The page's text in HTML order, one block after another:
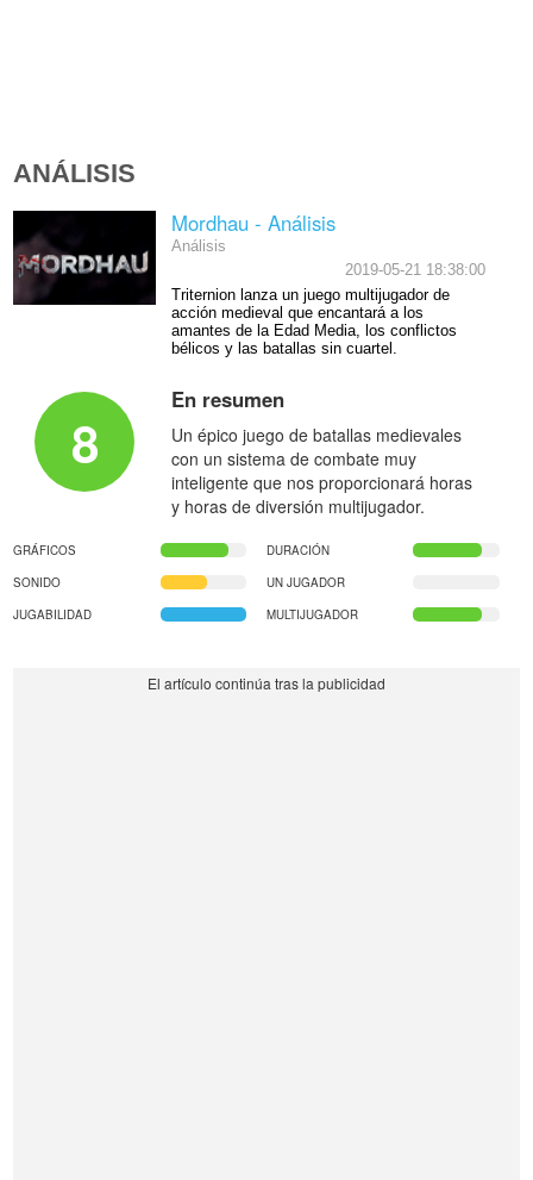
ANÁLISIS
Mordhau - Análisis
Análisis
2019-05-21 18:38:00
Triternion lanza un juego multijugador de
acción medieval que encantará a los
amantes de la Edad Media, los conflictos
bélicos y las batallas sin cuartel.
8
En resumen
Un épico juego de batallas medievales
con un sistema de combate muy
inteligente que nos proporcionará horas
y horas de diversión multijugador.
GRÁFICOS
DURACIÓN
SONIDO
UN JUGADOR
JUGABILIDAD
MULTIJUGADOR